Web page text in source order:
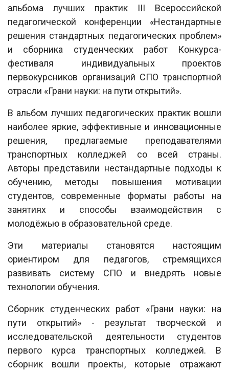
альбома лучших практик III Всероссийской
педагогической конференции «Нестандартные
решения стандартных педагогических проблем»
и сборника студенческих работ Конкурса-
фестиваля индивидуальных проектов
первокурсников организаций СПО транспортной
отрасли «Грани науки: на пути открытий».
В альбом лучших педагогических практик вошли
наиболее яркие, эффективные и инновационные
решения, предлагаемые преподавателями
транспортных колледжей со всей страны.
Авторы представили нестандартные подходы к
обучению, методы повышения мотивации
студентов, современные форматы работы на
занятиях и способы взаимодействия с
молодёжью в образовательной среде.
Эти материалы становятся настоящим
ориентиром для педагогов, стремящихся
развивать систему СПО и внедрять новые
технологии обучения.
Сборник студенческих работ «Грани науки: на
пути открытий» - результат творческой и
исследовательской деятельности студентов
первого курса транспортных колледжей. В
сборник вошли проекты, которые отражают